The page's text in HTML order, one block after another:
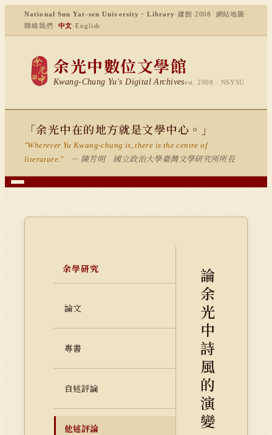
National Sun Yat-sen University · Library ·建館 2008 網站地圖 ·
聯絡我們
中文·English
余光中數位文學館
Kwang-Chung Yu's Digital Archivesest. 2008 · NSYSU
「余光中在的地方就是文學中心。」
"Wherever Yu Kwang-chung is, there is the centre of
literature."
— 陳芳明 國立政治大學臺灣文學研究所所長
余學研究
論文
專書
自述評論
他述評論
論
余
光
中
詩
風
的
演
變